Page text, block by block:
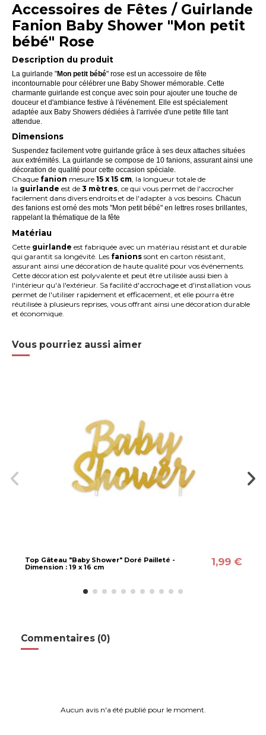
Accessoires de Fêtes / Guirlande
Fanion Baby Shower "Mon petit
bébé" Rose
Description du produit
La guirlande "Mon petit bébé" rose est un accessoire de fête
incontournable pour célébrer une Baby Shower mémorable. Cette
charmante guirlande est conçue avec soin pour ajouter une touche de
douceur et d'ambiance festive à l'événement. Elle est spécialement
adaptée aux Baby Showers dédiées à l'arrivée d'une petite fille tant
attendue.
Dimensions
Suspendez facilement votre guirlande grâce à ses deux attaches situées
aux extrémités. La guirlande se compose de 10 fanions, assurant ainsi une
décoration de qualité pour cette occasion spéciale.
Chaque fanion mesure15 x 15 cm, la longueur totale de
la guirlande est de3 mètres, ce qui vous permet de l'accrocher
facilement dans divers endroits et de l'adapter à vos besoins.Chacun
des fanions est orné des mots "Mon petit bébé" en lettres roses brillantes,
rappelant la thématique de la fête
Matériau
Cette guirlandeest fabriquée avec un matériau résistant et durable
qui garantit sa longévité. Les fanionssont en carton résistant,
assurant ainsi une décoration de haute qualité pour vos événements.
Cette décoration est polyvalente et peut être utilisée aussi bien à
l'intérieur qu'à l'extérieur. Sa facilité d'accrochage et d'installation vous
permet de l'utiliser rapidement et efficacement, et elle pourra être
réutilisée à plusieurs reprises, vous offrant ainsi une décoration durable
et économique.
Vous pourriez aussi aimer
Top Gâteau "Baby Shower" Doré Pailleté -
Dimension : 19 x 16 cm
1,99 €
Commentaires (0)
Aucun avis n'a été publié pour le moment.